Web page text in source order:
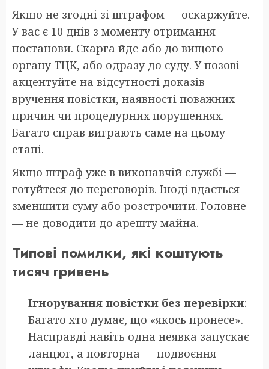
Якщо не згодні зі штрафом — оскаржуйте.
У вас є 10 днів з моменту отримання
постанови. Скарга йде або до вищого
органу ТЦК, або одразу до суду. У позові
акцентуйте на відсутності доказів
вручення повістки, наявності поважних
причин чи процедурних порушеннях.
Багато справ виграють саме на цьому
етапі.
Якщо штраф уже в виконавчій службі —
готуйтеся до переговорів. Іноді вдається
зменшити суму або розстрочити. Головне
— не доводити до арешту майна.
Типові помилки, які коштують
тисяч гривень
Ігнорування повістки без перевірки:
Багато хто думає, що «якось пронесе».
Насправді навіть одна неявка запускає
ланцюг, а повторна — подвоєння